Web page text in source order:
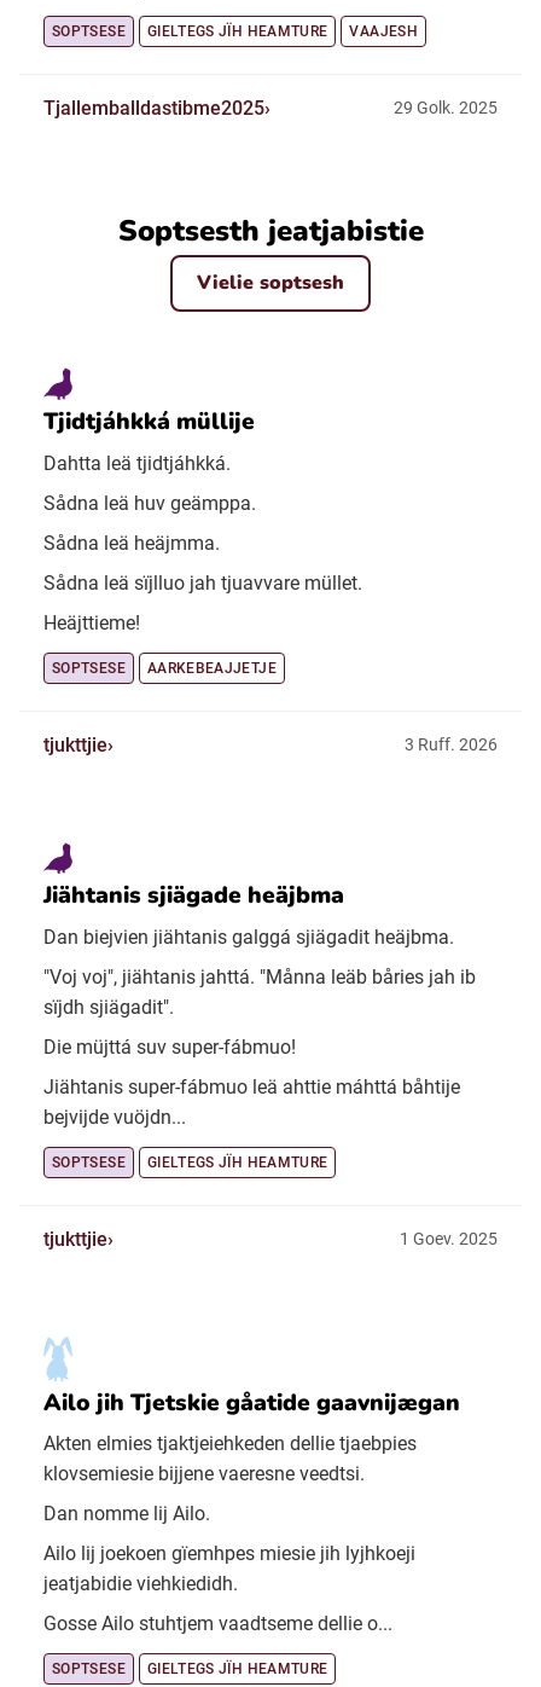
SOPTSESE GIELTEGS JÏH HEAMTURE VAAJESH
Tjallemballdastibme2025 29 Golk. 2025
Soptsesth jeatjabistie
Vielie soptsesh
Tjidtjáhkká müllije
Dahtta leä tjidtjáhkká.
Sådna leä huv geämppa.
Sådna leä heäjmma.
Sådna leä sïjlluo jah tjuavvare müllet.
Heäjttieme!
SOPTSESE AARKEBEAJJETJE
tjukttjie 3 Ruff. 2026
Jiähtanis sjiägade heäjbma
Dan biejvien jiähtanis galggá sjiägadit heäjbma.
"Voj voj", jiähtanis jahttá. "Månna leäb båries jah ib
sïjdh sjiägadit".
Die müjttá suv super-fábmuo!
Jiähtanis super-fábmuo leä ahttie máhttá båhtije
bejvijde vuöjdn...
SOPTSESE GIELTEGS JÏH HEAMTURE
tjukttjie 1 Goev. 2025
Ailo jih Tjetskie gåatide gaavnijægan
Akten elmies tjaktjeiehkeden dellie tjaebpies
klovsemiesie bijjene vaeresne veedtsi.
Dan nomme lij Ailo.
Ailo lij joekoen gïemhpes miesie jih lyjhkoeji
jeatjabidie viehkiedidh.
Gosse Ailo stuhtjem vaadtseme dellie o...
SOPTSESE GIELTEGS JÏH HEAMTURE